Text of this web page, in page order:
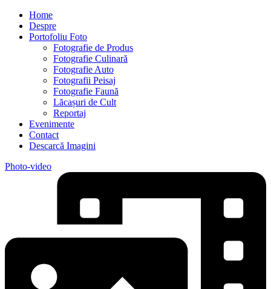
Home
Despre
Portofoliu Foto
Fotografie de Produs
Fotografie Culinară
Fotografie Auto
Fotografii Peisaj
Fotografie Faună
Lăcașuri de Cult
Reportaj
Evenimente
Contact
Descarcă Imagini
Photo-video